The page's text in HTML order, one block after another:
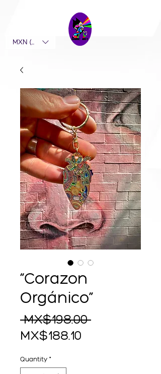
MXN ($)
“Corazon
Orgánico”
MX$198.00 Regular
MX$188.10
Quantity *